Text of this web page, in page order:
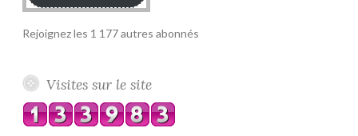
Rejoignez les 1 177 autres abonnés
Visites sur le site